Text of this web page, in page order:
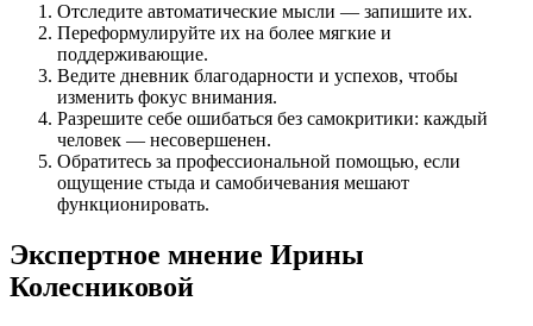
Отследите автоматические мысли — запишите их.
Переформулируйте их на более мягкие и
поддерживающие.
Ведите дневник благодарности и успехов, чтобы
изменить фокус внимания.
Разрешите себе ошибаться без самокритики: каждый
человек — несовершенен.
Обратитесь за профессиональной помощью, если
ощущение стыда и самобичевания мешают
функционировать.
Экспертное мнение Ирины
Колесниковой